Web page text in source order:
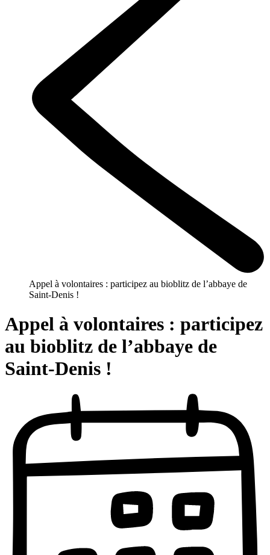
Appel à volontaires : participez au bioblitz de l’abbaye de
Saint-Denis !
Appel à volontaires : participez
au bioblitz de l’abbaye de
Saint-Denis !